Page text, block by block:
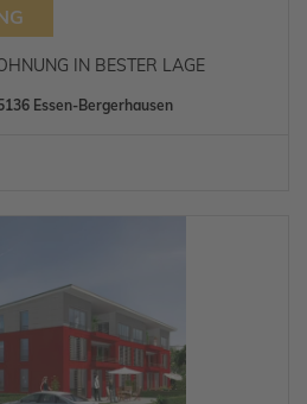
IN BESTER LAGE
Essen-Bergerhausen